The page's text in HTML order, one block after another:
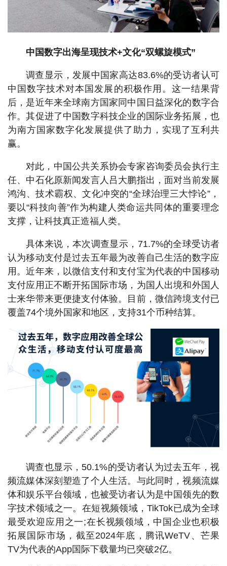
中国数字出海呈现技术+文化“双螺旋模式”
调查显示，发展中国家高达83.6%的受访者认可
中国数字技术对本国发展的积极作用。这一结果背
后，是近年来全球南方国家同中国日益深化的数字合
作。其促进了中国数字科技企业的国际业务拓展，也
为南方国家数字化发展提供了助力，实现了互利共
赢。
对此，中国公共关系协会专家咨询委员会执行主
任、中石化原新闻发言人吕大鹏指出，面对当前发展
鸿沟、技术霸权、文化冲突的“全球治理三大悖论”，
要以“科技向善”作为构建人类命运共同体的重要理念
支撑，让科技真正造福人类。
具体来说，本次调查显示，71.7%的全球受访者
认为移动支付是过去五年最为改善自己生活的数字应
用。近年来，以微信支付和支付宝为代表的中国移动
支付应用正不断开拓国际市场，为国人出境和外国人
士来华带来更便捷支付体验。目前，微信跨境支付已
覆盖74个境外国家和地区，支持31个币种结算。
调查也显示，50.1%的受访者认为过去五年，视
频流媒体深刻塑造了个人生活。与此同时，视频流媒
体和娱乐平台领域，也被受访者认为是中国领先的数
字技术领域之一。在短视频领域，TikTok已成为全球
最受欢迎应用之一;在长视频领域，中国企业也积极
拓展国际市场，截至2024年底，腾讯WeTV、芒果
TV为代表的App国际下载量均已突破2亿。